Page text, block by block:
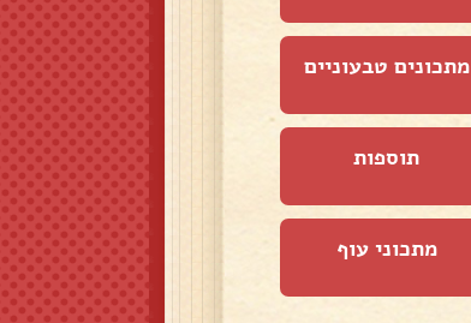
מתכונים טבעוניים
תוספות
מתכוני עוף